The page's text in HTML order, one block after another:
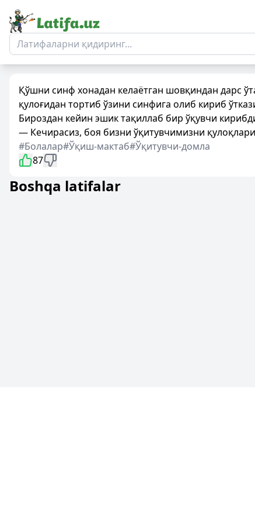
Қўшни синф хонадан келаётган шовқиндан дарс
қулоғидан тортиб ўзини синфига олиб кириб
Бироздан кейин эшик тақиллаб бир ўқувчи
— Кечирасиз, боя бизни ўқитувчимизни
#Болалар#Ўқиш-мактаб#Ўқитувчи-домла
87
Boshqa latifalar